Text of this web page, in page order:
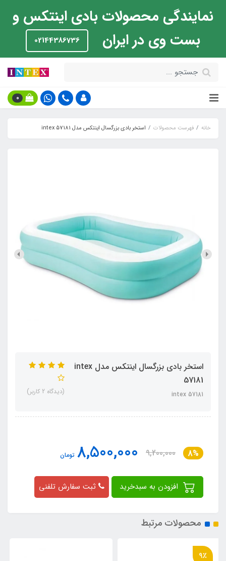
نمایندگی محصولات بادی اینتکس و
بست وی در ایران
02144386736
0
خانه فهرست محصولات استخر بادی بزرگسال اینتکس مدل intex 57181
استخر بادی بزرگسال اینتکس مدل intex
57181
intex 57181 (دیدگاه 2 کاربر)
8%
9,200,000
8,500,000 تومان
ثبت سفارش تلفنی
محصولات مرتبط